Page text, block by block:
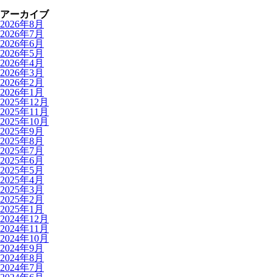
アーカイブ
2026年8月
2026年7月
2026年6月
2026年5月
2026年4月
2026年3月
2026年2月
2026年1月
2025年12月
2025年11月
2025年10月
2025年9月
2025年8月
2025年7月
2025年6月
2025年5月
2025年4月
2025年3月
2025年2月
2025年1月
2024年12月
2024年11月
2024年10月
2024年9月
2024年8月
2024年7月